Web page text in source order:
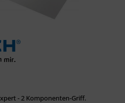
- 2 Komponenten-Griff.